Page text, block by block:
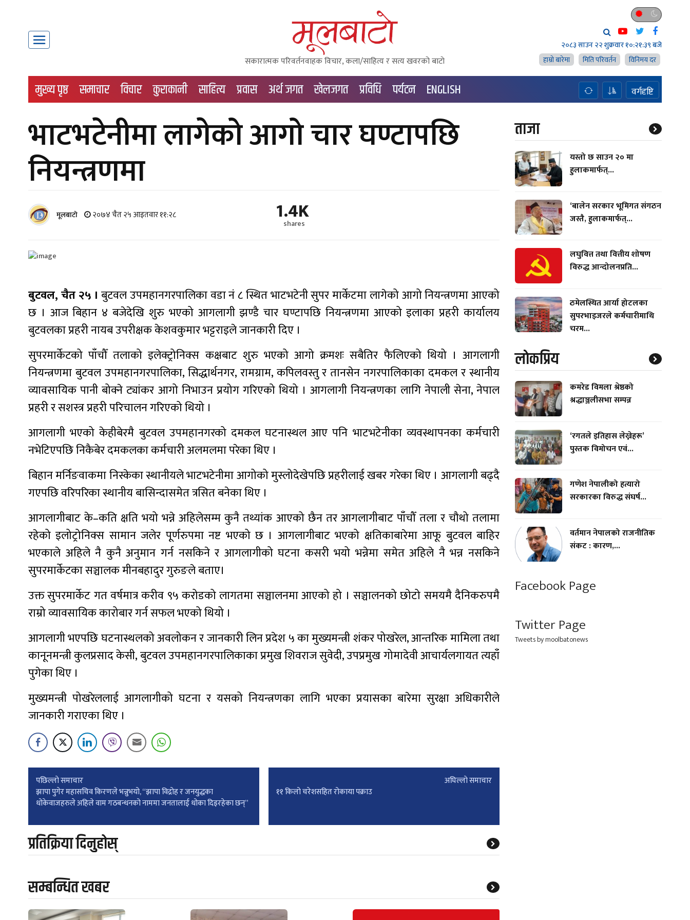
सकारात्मक परिवर्तनवाहक विचार, कला/साहित्य र सत्य खवरको बाटाे
२०८३ साउन २२ शुक्रवार१०:२१:४० बजे
हाम्राे बारेमा
मिति परिवर्तन विनिमय दर
मुख्य पृष्ठ समाचार विचार कुराकानी साहित्य प्रवास अर्थ जगत खेलजगत प्रविधि पर्यटन ENGLISH वर्गदृष्टि
भाटभटेनीमा लागेको आगो चार घण्टापछि
नियन्त्रणमा
मूलबाटाे २०७४ चैत २५ आइतवार ११:२८ 1.4K
shares
बुटवल, चैत २५ । बुटवल उपमहानगरपालिका वडा नं ८ स्थित भाटभटेनी सुपर मार्केटमा लागेको आगो नियन्त्रणमा आएको
छ । आज बिहान ४ बजेदेखि शुरु भएको आगलागी झण्डै चार घण्टापछि नियन्त्रणमा आएको इलाका प्रहरी कार्यालय
बुटवलका प्रहरी नायब उपरीक्षक केशवकुमार भट्टराइले जानकारी दिए ।
सुपरमार्केटको पाँचौँ तलाको इलेक्ट्रोनिक्स कक्षबाट शुरु भएको आगो क्रमशः सबैतिर फैलिएको थियो । आगलागी
नियन्त्रणमा बुटवल उपमहानगरपालिका, सिद्धार्थनगर, रामग्राम, कपिलवस्तु र तानसेन नगरपालिकाका दमकल र स्थानीय
व्यावसायिक पानी बोक्ने ट्यांकर आगो निभाउन प्रयोग गरिएको थियो । आगलागी नियन्त्रणका लागि नेपाली सेना, नेपाल
प्रहरी र सशस्त्र प्रहरी परिचालन गरिएको थियो ।
आगलागी भएको केहीबेरमै बुटवल उपमहानगरको दमकल घटनास्थल आए पनि भाटभटेनीका व्यवस्थापनका कर्मचारी
नभेटिएपछि निकैबेर दमकलका कर्मचारी अलमलमा परेका थिए ।
बिहान मर्निङवाकमा निस्केका स्थानीयले भाटभटेनीमा आगोको मुस्लोदेखेपछि प्रहरीलाई खबर गरेका थिए । आगलागी बढ्दै
गएपछि वरिपरिका स्थानीय बासिन्दासमेत त्रसित बनेका थिए ।
आगलागीबाट के–कति क्षति भयो भन्ने अहिलेसम्म कुनै तथ्यांक आएको छैन तर आगलागीबाट पाँचौँ तला र चौथो तलामा
रहेको इलोट्रोनिक्स सामान जलेर पूर्णरुपमा नष्ट भएको छ । आगलागीबाट भएको क्षतिकाबारेमा आफू बुटवल बाहिर
भएकाले अहिले नै कुनै अनुमान गर्न नसकिने र आगलागीको घटना कसरी भयो भन्नेमा समेत अहिले नै भन्न नसकिने
सुपरमार्केटका सञ्चालक मीनबहादुर गुरुङले बताए।
उक्त सुपरमार्केट गत वर्षमात्र करीव ९५ करोडको लागतमा सञ्चालनमा आएको हो । सञ्चालनको छोटो समयमै दैनिकरुपमै
राम्रो व्यावसायिक कारोबार गर्न सफल भएको थियो ।
आगलागी भएपछि घटनास्थलको अवलोकन र जानकारी लिन प्रदेश ५ का मुख्यमन्त्री शंकर पोखरेल, आन्तरिक मामिला तथा
कानूनमन्त्री कुलप्रसाद केसी, बुटवल उपमहानगरपालिकाका प्रमुख शिवराज सुवेदी, उपप्रमुख गोमादेवी आचार्यलगायत त्यहाँ
पुगेका थिए ।
मुख्यमन्त्री पोखरेललाई आगलागीको घटना र यसको नियन्त्रणका लागि भएका प्रयासका बारेमा सुरक्षा अधिकारीले
जानकारी गराएका थिए ।
Post
navigation
पछिल्लाे समाचार
झापा पुगेर महासचिव किरणले भन्नुभयो, “झापा विद्रोह र जनयुद्धका
धोकेवाजहरुले अहिले वाम गठबन्धनको नाममा जनतालाई धोका दिइरहेका छन्”
अघिल्लाे समाचार
११ किलो चरेशसहित रोकाया पक्राउ
प्रतिक्रिया दिनुहोस्
सम्बन्धित खबर
ताजा
यस्तो छ साउन २० मा
हुलाकमार्फत्...
‘बालेन सरकार भूमिगत संगठन
जस्तै, हुलाकमार्फत्...
लघुवित्त तथा वित्तीय शोषण
विरुद्ध आन्दोलनप्रति...
ठमेलस्थित आर्या होटलका
सुपरभाइजरले कर्मचारीमाथि
चरम...
लाेकप्रिय
कमरेड विमला श्रेष्ठको
श्रद्धाञ्जलीसभा सम्पन्न
‘रगतले इतिहास लेख्नेहरू’
पुस्तक विमोचन एवं...
गणेश नेपालीको हत्यारो
सरकारका विरुद्ध संघर्ष...
वर्तमान नेपालको राजनीतिक
संकट : कारण,...
Facebook Page
Twitter Page
Tweets by moolbatonews